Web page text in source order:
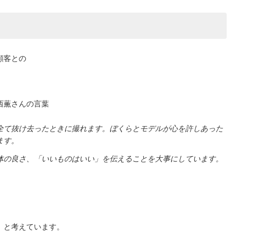
客との
薫さんの言葉
抜け去ったときに撮れます。ぼくらとモデルが心を許しあった
。
良さ、「いいものはいい」を伝えることを大事にしています。
考えています。